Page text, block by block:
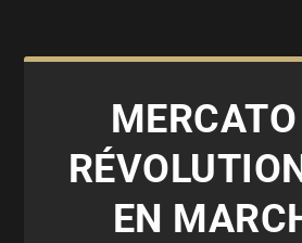
EN